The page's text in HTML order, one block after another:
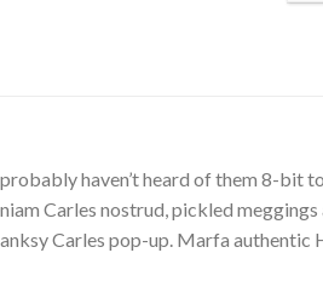
haven’t heard of them 8-bit
Carles nostrud, pickled
Carles pop-up. Marfa authentic